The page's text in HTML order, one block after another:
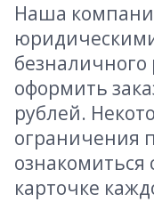
Наша
оформить
рублей.
ограничения
карточке